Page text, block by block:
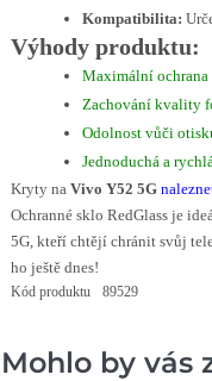
Kompatibilita:
Výhody produktu:
Maximální ochrana
Zachování kvality
Odolnost vůči
Jednoduchá a
Kryty na Vivo Y52 5G
Ochranné sklo RedGlass je
5G, kteří chtějí chránit svůj
ho ještě dnes!
Kód produktu 89529
Mohlo by vás